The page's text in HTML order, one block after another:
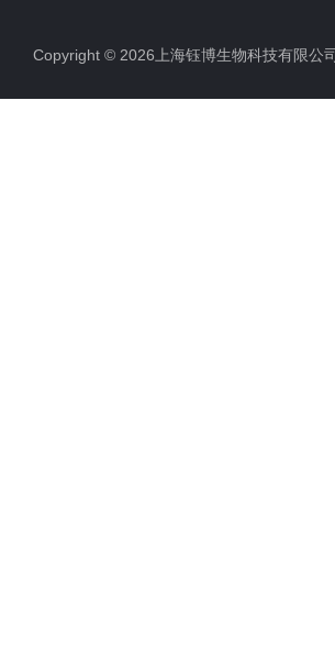
Copyright © 2026上海钰博生物科技有限